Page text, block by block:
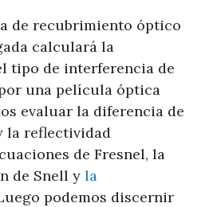
de recubrimiento óptico
calculará la
tipo de interferencia de
una película óptica
evaluar la diferencia de
la reflectividad
de Fresnel, la
de Snell y la
podemos discernir